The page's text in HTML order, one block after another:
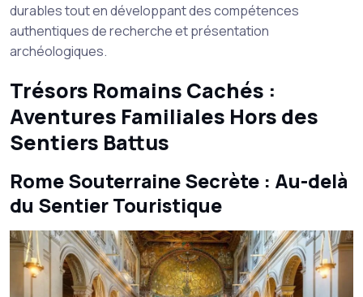
durables tout en développant des compétences
authentiques de recherche et présentation
archéologiques.
Trésors Romains Cachés :
Aventures Familiales Hors des
Sentiers Battus
Rome Souterraine Secrète : Au-delà
du Sentier Touristique